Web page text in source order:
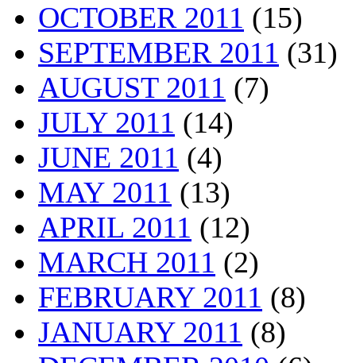
OCTOBER 2011 (15)
SEPTEMBER 2011 (31)
AUGUST 2011 (7)
JULY 2011 (14)
JUNE 2011 (4)
MAY 2011 (13)
APRIL 2011 (12)
MARCH 2011 (2)
FEBRUARY 2011 (8)
JANUARY 2011 (8)